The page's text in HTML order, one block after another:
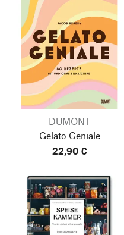
DUMONT
Gelato Geniale
22,90 €